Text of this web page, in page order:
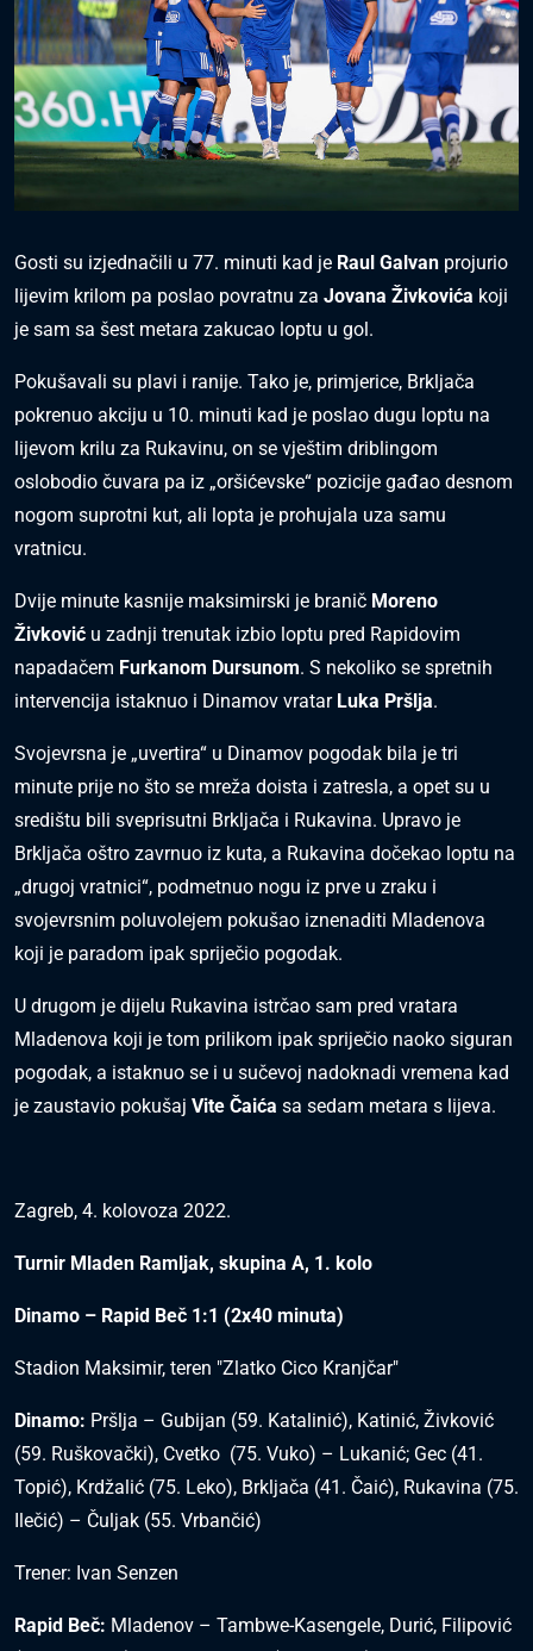
Gosti su izjednačili u 77. minuti kad je Raul Galvan projurio
lijevim krilom pa poslao povratnu za Jovana Živkovića koji
je sam sa šest metara zakucao loptu u gol.
Pokušavali su plavi i ranije. Tako je, primjerice, Brkljača
pokrenuo akciju u 10. minuti kad je poslao dugu loptu na
lijevom krilu za Rukavinu, on se vještim driblingom
oslobodio čuvara pa iz „oršićevske“ pozicije gađao desnom
nogom suprotni kut, ali lopta je prohujala uza samu
vratnicu.
Dvije minute kasnije maksimirski je branič Moreno
Živković u zadnji trenutak izbio loptu pred Rapidovim
napadačem Furkanom Dursunom. S nekoliko se spretnih
intervencija istaknuo i Dinamov vratar Luka Pršlja.
Svojevrsna je „uvertira“ u Dinamov pogodak bila je tri
minute prije no što se mreža doista i zatresla, a opet su u
središtu bili sveprisutni Brkljača i Rukavina. Upravo je
Brkljača oštro zavrnuo iz kuta, a Rukavina dočekao loptu na
„drugoj vratnici“, podmetnuo nogu iz prve u zraku i
svojevrsnim poluvolejem pokušao iznenaditi Mladenova
koji je paradom ipak spriječio pogodak.
U drugom je dijelu Rukavina istrčao sam pred vratara
Mladenova koji je tom prilikom ipak spriječio naoko siguran
pogodak, a istaknuo se i u sučevoj nadoknadi vremena kad
je zaustavio pokušaj Vite Čaića sa sedam metara s lijeva.
Zagreb, 4. kolovoza 2022.
Turnir Mladen Ramljak, skupina A, 1. kolo
Dinamo – Rapid Beč 1:1 (2x40 minuta)
Stadion Maksimir, teren "Zlatko Cico Kranjčar"
Dinamo: Pršlja – Gubijan (59. Katalinić), Katinić, Živković
(59. Ruškovački), Cvetko (75. Vuko) – Lukanić; Gec (41.
Topić), Krdžalić (75. Leko), Brkljača (41. Čaić), Rukavina (75.
Ilečić) – Čuljak (55. Vrbančić)
Trener: Ivan Senzen
Rapid Beč: Mladenov – Tambwe-Kasengele, Durić, Filipović